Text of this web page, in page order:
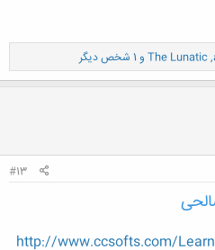
,
The Lunatic و 1 شخص دیگر
#13
http://www.ccsofts.com/